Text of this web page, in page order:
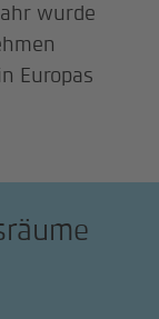
wurde
Europas